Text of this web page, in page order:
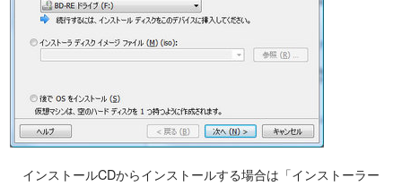
インストールCDからインストールする場合は「インストーラー